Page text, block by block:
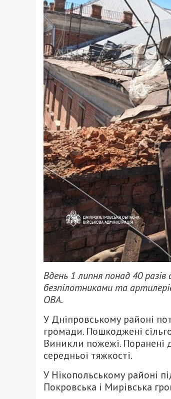
Вдень 1 липня понад 40
безпілотниками та
ОВА.
У Дніпровському районі
громади. Пошкоджені
Виникли пожежі. Поранені
середньої тяжкості.
У Нікопольському районі
Покровська і Мирівська